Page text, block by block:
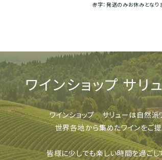
赤字：発送のみお休みとなり
ワインショップサリ
ワインショップ サリューは自然派
世界各地から集めたワインをご提
皆様に少しでも楽しい時間を過ごし